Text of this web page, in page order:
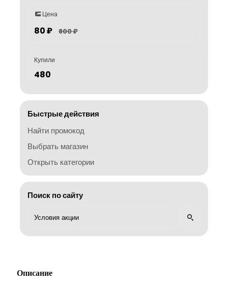
Цена
80 ₽ 800 ₽
Купили
480
Быстрые действия
Найти промокод
Выбрать магазин
Открыть категории
Поиск по сайту
Описание